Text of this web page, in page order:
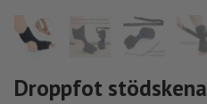
Droppfot stödskena